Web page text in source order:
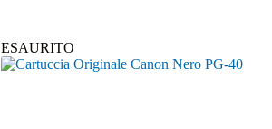
ESAURITO